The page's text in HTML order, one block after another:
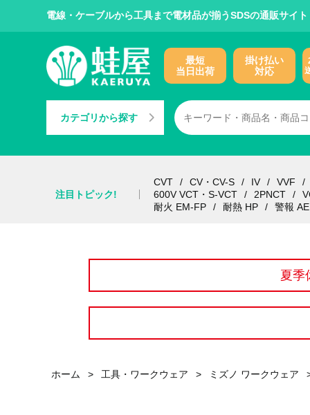
電線・ケーブルから工具まで電材品が揃うSDSの通販サイト
最短
当日出荷
掛け払い
対応
カテゴリから探す
注目トピック!
CVT CV・CV-S IV
VVF
600V VCT・S-VCT
2PNCT
耐火 EM-FP
耐熱 HP 警報 AE
夏季
ホーム > 工具・ワークウェア > ミズノ ワークウェア